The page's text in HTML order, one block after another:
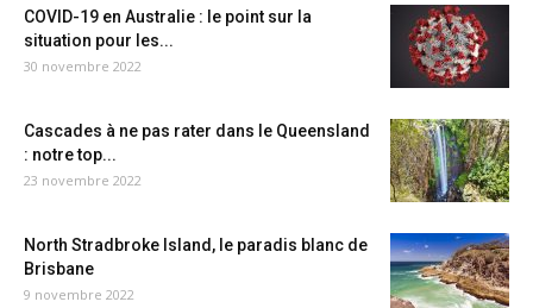
COVID-19 en Australie : le point sur la
situation pour les...
30 novembre 2022
Cascades à ne pas rater dans le Queensland
: notre top...
23 novembre 2022
North Stradbroke Island, le paradis blanc de
Brisbane
9 novembre 2022